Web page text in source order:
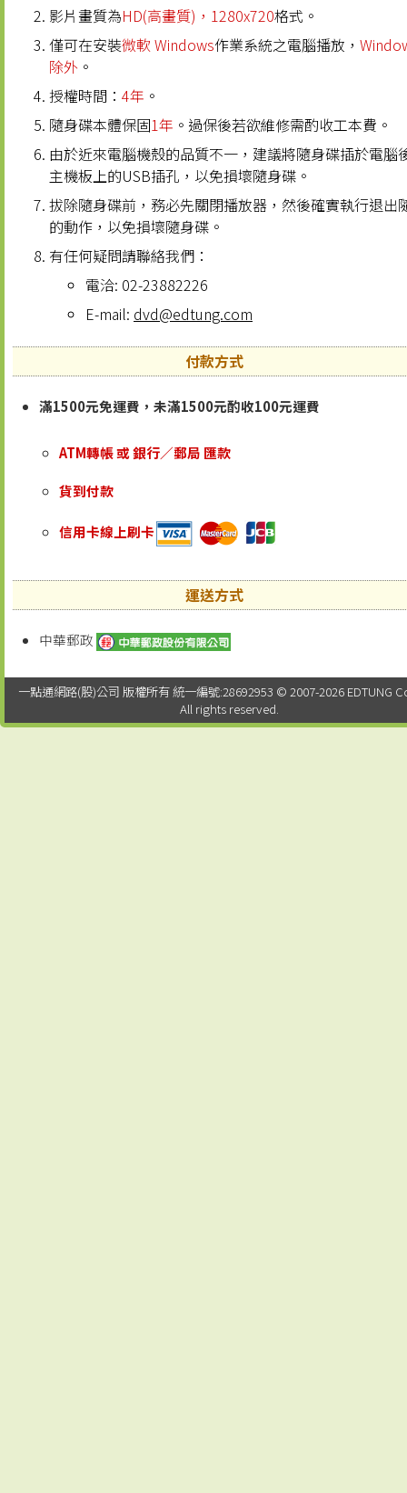
影片畫質為HD(高畫質)，1280x720格式。
僅可在安裝微軟 Windows作業系統之電腦播放，
除外 。
授權時間： 4年 。
隨身碟本體保固1年 。過保後若欲維修需酌收工本費。
由於近來電腦機殼的品質不一，建議將隨身碟插於電腦
主機板上的USB插孔，以免損壞隨身碟。
拔除隨身碟前，務必先關閉播放器，然後確實執行退出
的動作，以免損壞隨身碟。
有任何疑問請聯絡我們：
電洽: 02-23882226
E-mail: dvd@edtung.com
付款方式
滿1500元免運費，未滿1500元酌收100元運費
ATM轉帳 或 銀行／郵局 匯款
貨到付款
信用卡線上刷卡
運送方式
中華郵政
一點通網路(股)公司 版權所有 統一編號:28692953 © 2007-2026 EDTUNG
All rights reserved.